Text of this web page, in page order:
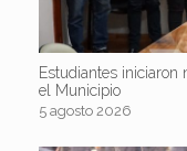
Estudiantes iniciaron
el Municipio
5 agosto 2026